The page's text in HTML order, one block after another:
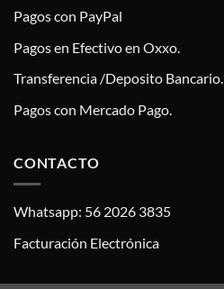
Pagos con PayPal
Pagos en Efectivo en Oxxo.
Transferencia /Deposito Bancario.
Pagos con Mercado Pago.
CONTACTO
Whatsapp: 56 2026 3835
Facturación Electrónica